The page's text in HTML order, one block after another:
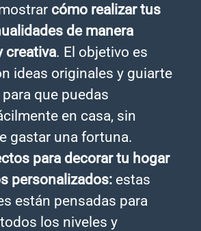
cómo realizar tus
de manera
creativa. El objetivo es
ideas originales y guiarte
que puedas
en casa, sin
gastar una fortuna.
para decorar tu hogar
personalizados: estas
están pensadas para
los niveles y